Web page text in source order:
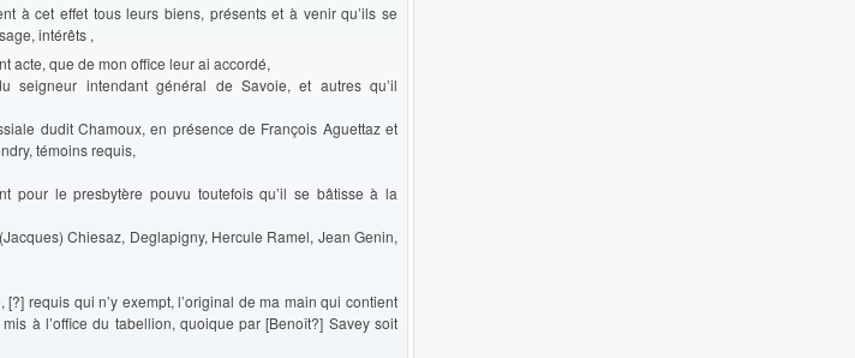
à cet effet tous leurs biens, présents et à venir qu’ils se
intérêts ,
acte, que de mon office leur ai accordé,
intendant général de Savoie, et autres qu’il
dudit Chamoux, en présence de François Aguettaz et
témoins requis,
pour le presbytère pouvu toutefois qu’il se bâtisse à la
Chiesaz, Deglapigny, Hercule Ramel, Jean Genin,
requis qui n’y exempt, l’original de ma main qui contient
à l’office du tabellion, quoique par [Benoît?] Savey soit